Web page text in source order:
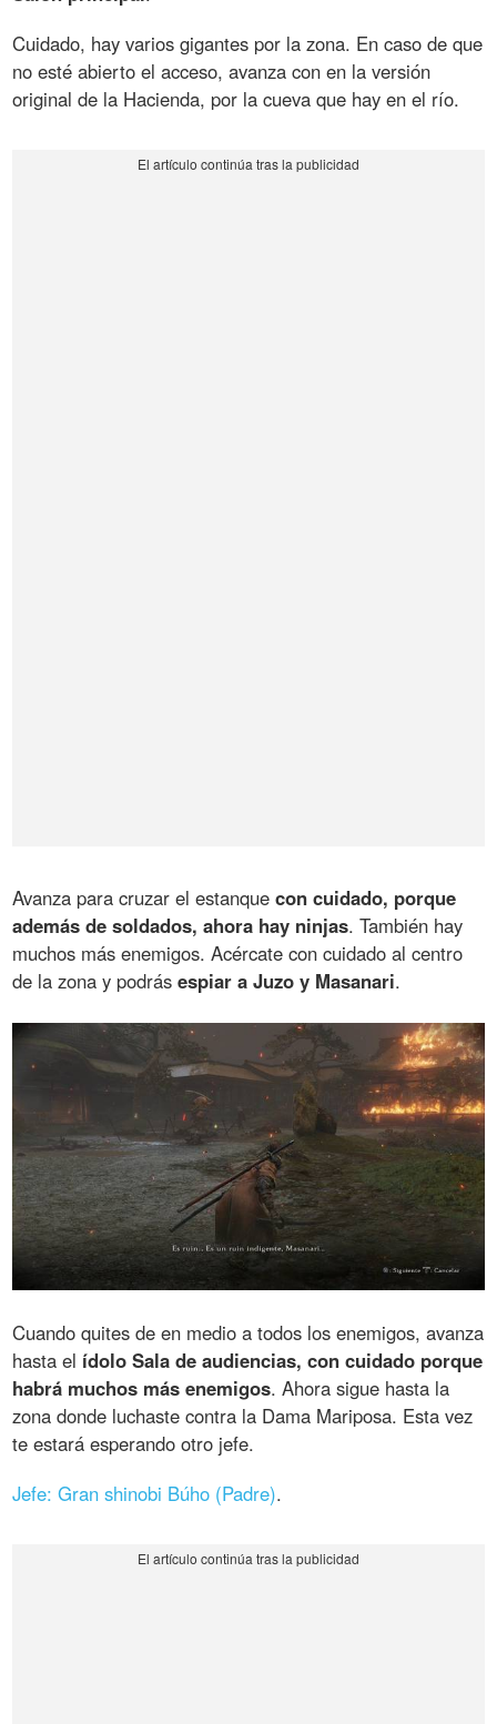
Cuidado, hay varios gigantes por la zona. En caso de que
no esté abierto el acceso, avanza con en la versión
original de la Hacienda, por la cueva que hay en el río.
Avanza para cruzar el estanquecon cuidado, porque
además de soldados, ahora hay ninjas. También hay
muchos más enemigos. Acércate con cuidado al centro
de la zona y podrásespiar a Juzo y Masanari.
Cuando quites de en medio a todos los enemigos, avanza
hasta el ídolo Sala de audiencias, con cuidado porque
habrá muchos más enemigos. Ahora sigue hasta la
zona donde luchaste contra la Dama Mariposa. Esta vez
te estará esperando otro jefe.
Jefe: Gran shinobi Búho (Padre).